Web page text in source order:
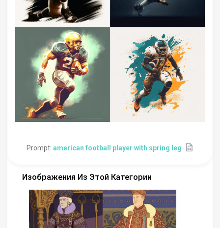
Prompt:american football player with spring leg
Изображения Из Этой Категории